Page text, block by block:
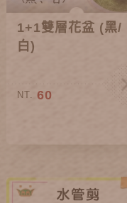
1+1雙層花盆 (黑/
白)
NT. 60